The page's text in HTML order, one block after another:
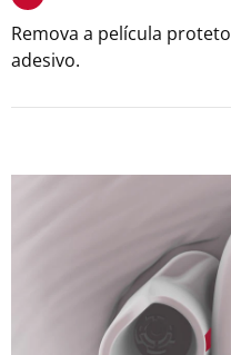
Remova a película
adesivo.